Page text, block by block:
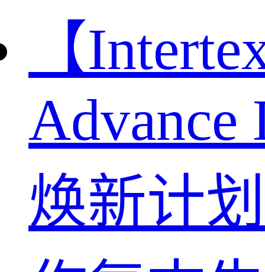
【
Advance
焕新计